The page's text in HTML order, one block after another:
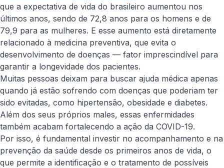
que a expectativa de vida do brasileiro aumentou nos
últimos anos, sendo de 72,8 anos para os homens e de
79,9 para as mulheres. E esse aumento está diretamente
relacionado à medicina preventiva, que evita o
desenvolvimento de doenças — fator imprescindível para
garantir a longevidade dos pacientes.
Muitas pessoas deixam para buscar ajuda médica apenas
quando já estão sofrendo com doenças que poderiam ter
sido evitadas, como hipertensão, obesidade e diabetes.
Além dos seus próprios males, essas enfermidades
também acabam fortalecendo a ação da COVID-19.
Por isso, é fundamental investir no acompanhamento e na
prevenção da saúde desde os primeiros anos de vida, o
que permite a identificação e o tratamento de possíveis